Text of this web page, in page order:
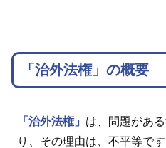
「治外法権」の概要
「治外法権」 は、問題があ
り、その理由は、不平等です